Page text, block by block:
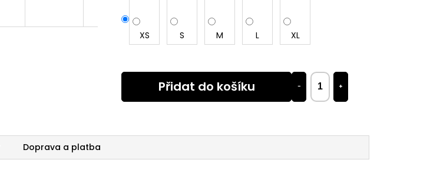
XS S M L XL
+
−
Přidat do košíku
Doprava a platba